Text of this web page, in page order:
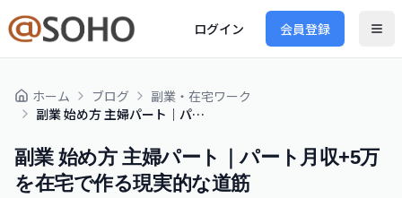
ログイン 会員登録
ホーム ブログ
副業・在宅ワーク
副業 始め方 主婦パート｜パート月収+5万を在宅で作る現実的な道筋
副業 始め方 主婦パート｜パート月収+5万
を在宅で作る現実的な道筋